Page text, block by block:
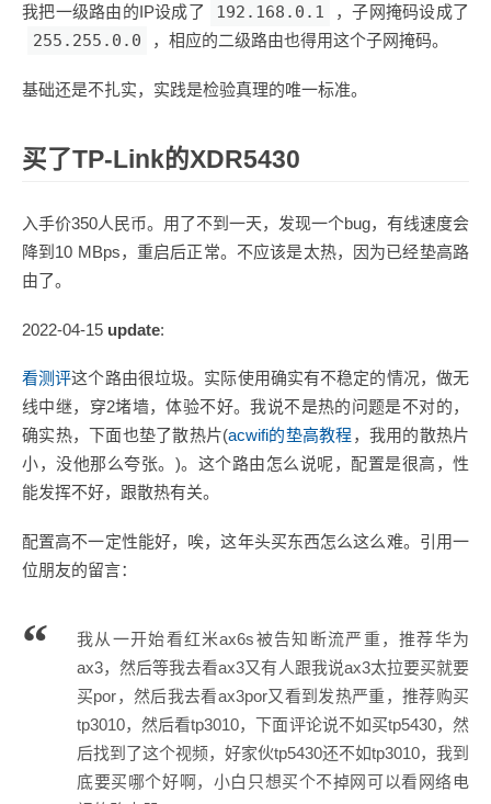
我把一级路由的IP设成了 192.168.0.1 ，子网掩码设成了
255.255.0.0 ，相应的二级路由也得用这个子网掩码。
基础还是不扎实，实践是检验真理的唯一标准。
买了TP-Link的XDR5430
入手价350人民币。用了不到一天，发现一个bug，有线速度会
降到10 MBps，重启后正常。不应该是太热，因为已经垫高路
由了。
2022-04-15 update:
看测评这个路由很垃圾。实际使用确实有不稳定的情况，做无
线中继，穿2堵墙，体验不好。我说不是热的问题是不对的，
确实热，下面也垫了散热片(acwifi的垫高教程，我用的散热片
小，没他那么夸张。)。这个路由怎么说呢，配置是很高，性
能发挥不好，跟散热有关。
配置高不一定性能好，唉，这年头买东西怎么这么难。引用一
位朋友的留言：
我从一开始看红米ax6s被告知断流严重，推荐华为
ax3，然后等我去看ax3又有人跟我说ax3太拉要买就要
买por，然后我去看ax3por又看到发热严重，推荐购买
tp3010，然后看tp3010，下面评论说不如买tp5430，然
后找到了这个视频，好家伙tp5430还不如tp3010，我到
底要买哪个好啊，小白只想买个不掉网可以看网络电